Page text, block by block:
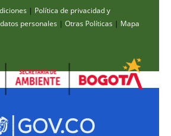
| Política de privacidad y
personales | Otras Políticas | Mapa